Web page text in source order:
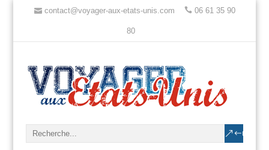
contact@voyager-aux-etats-unis.com 06 61 35 90
80